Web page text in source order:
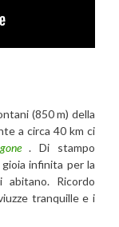
(850 m) della
a circa 40 km ci
. Di stampo
infinita per la
Ricordo
tranquille e i